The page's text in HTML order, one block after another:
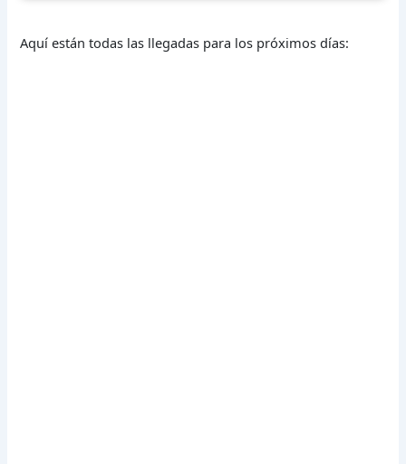
Aquí están todas las llegadas para los próximos días: